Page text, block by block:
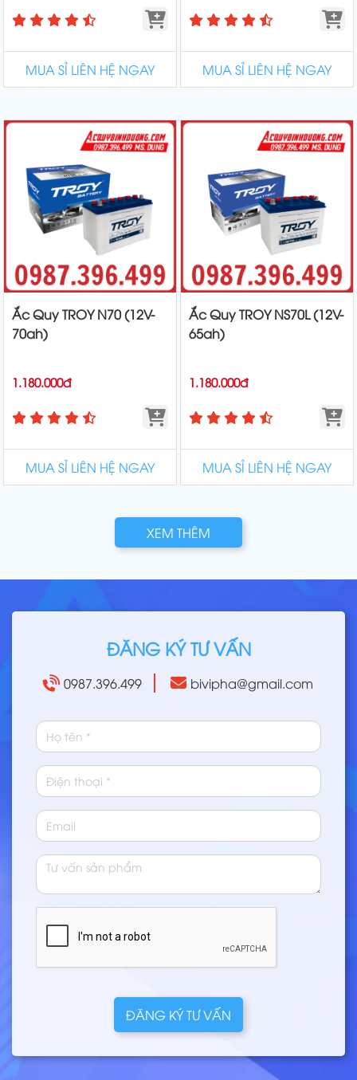
MUA SỈ LIÊN HỆ NGAY MUA SỈ LIÊN HỆ NGAY
Ắc Quy TROY N70 (12V-
70ah)
1.180.000đ
MUA SỈ LIÊN HỆ NGAY
Ắc Quy TROY NS70L (12V-
65ah)
1.180.000đ
MUA SỈ LIÊN HỆ NGAY
XEM THÊM
ĐĂNG KÝ TƯ VẤN
0987.396.499 bivipha@gmail.com
ĐĂNG KÝ TƯ VẤN